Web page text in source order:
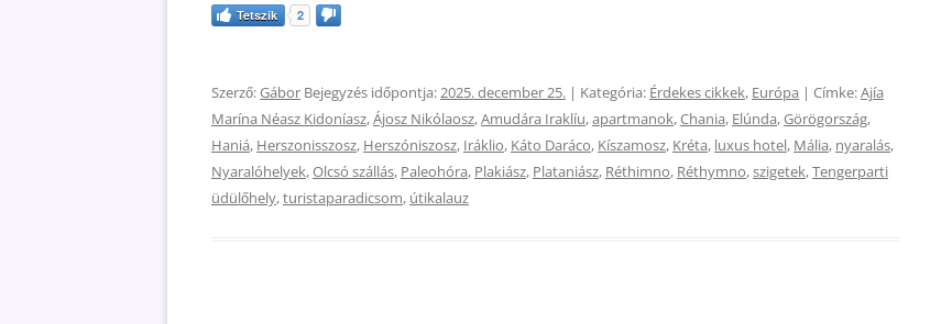
Tetszik 2
Szerző:Gábor Bejegyzés időpontja:2025. december 25. | Kategória: Érdekes cikkek, Európa | Címke:Ajía
Marína Néasz Kidoníasz,Ájosz Nikólaosz,Amudára Iraklíu,apartmanok,Chania, Elúnda,Görögország,
Haniá, Herszonisszosz, Herszóniszosz, Iráklio, Káto Daráco, Kíszamosz, Kréta, luxus hotel, Mália, nyaralás,
Nyaralóhelyek,Olcsó szállás, Paleohóra, Plakiász, Plataniász, Réthimno, Réthymno,szigetek,Tengerparti
üdülőhely,turistaparadicsom, útikalauz